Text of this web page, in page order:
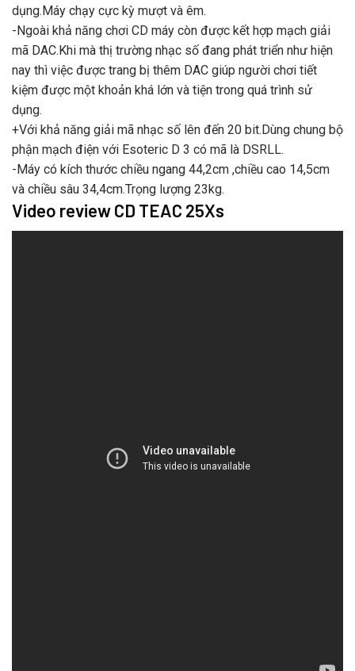
dụng.Máy chạy cực kỳ mượt và êm.
-Ngoài khả năng chơi CD máy còn được kết hợp mạch giải
mã DAC.Khi mà thị trường nhạc số đang phát triển như hiện
nay thì việc được trang bị thêm DAC giúp người chơi tiết
kiệm được một khoản khá lớn và tiện trong quá trình sử
dụng.
+Với khả năng giải mã nhạc số lên đến 20 bit.Dùng chung bộ
phận mạch điện với Esoteric D 3 có mã là DSRLL.
-Máy có kích thước chiều ngang 44,2cm ,chiều cao 14,5cm
và chiều sâu 34,4cm.Trọng lượng 23kg.
Video review CD TEAC 25Xs